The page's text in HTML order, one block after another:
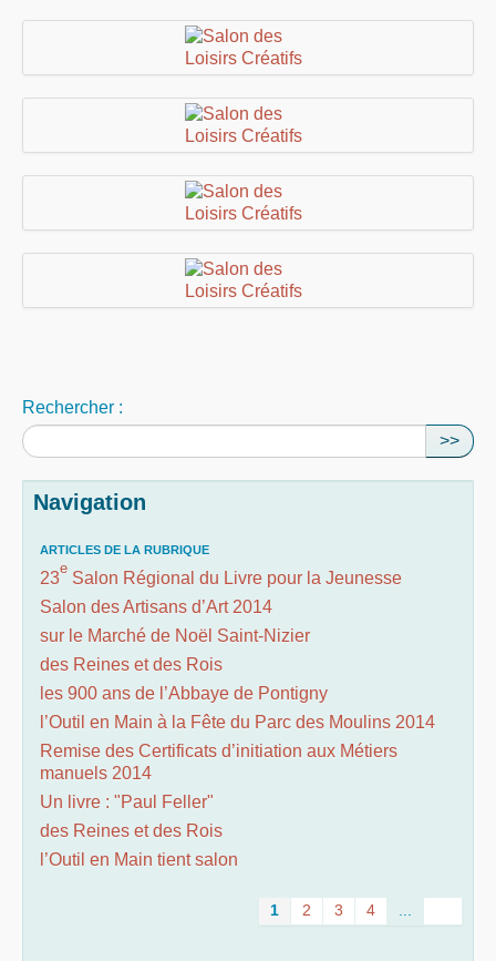
Rechercher :
>>
Navigation
ARTICLES DE LA RUBRIQUE
23
e
Salon Régional du Livre pour la Jeunesse
Salon des Artisans d’Art 2014
sur le Marché de Noël Saint-Nizier
des Reines et des Rois
les 900 ans de l’Abbaye de Pontigny
l’Outil en Main à la Fête du Parc des Moulins 2014
Remise des Certificats d’initiation aux Métiers
manuels 2014
Un livre : "Paul Feller"
des Reines et des Rois
l’Outil en Main tient salon
1 2 3 4 ...